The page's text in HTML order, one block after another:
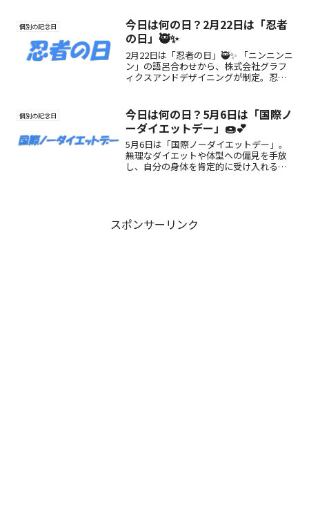
個別の記念日
今日は何の日？2月22日は「忍者
の日」🥷✨
2月22日は「忍者の日」🥷✨ 「ニンニンニ
ン」の語呂合わせから、株式会社グラフ
ィクスアンドデザイニングが制定。忍者
個別の記念日
今日は何の日？5月6日は「国際ノ
ーダイエットデー」🍩💕
5月6日は「国際ノーダイエットデー」。
無理なダイエットや体型への偏見を手放
し、自分の身体を肯定的に受け入れる大
スポンサーリンク